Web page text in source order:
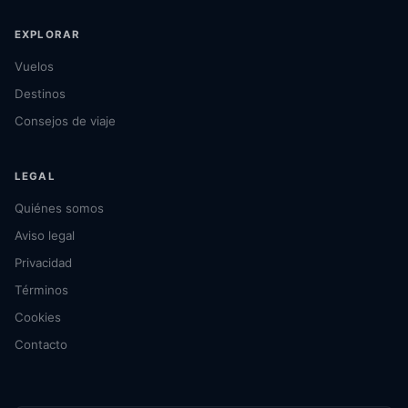
EXPLORAR
Vuelos
Destinos
Consejos de viaje
LEGAL
Quiénes somos
Aviso legal
Privacidad
Términos
Cookies
Contacto